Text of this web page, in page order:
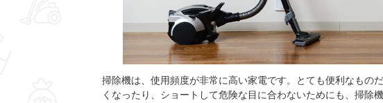
掃除機は、使用頻度が非常に高い家電です。とても便利なもの
くなったり、ショートして危険な目に合わないためにも、掃除